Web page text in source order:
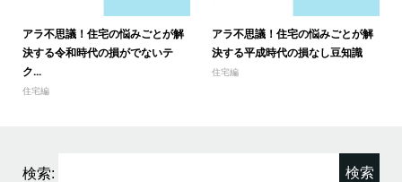
アラ不思議！住宅の悩みごとが解
決する令和時代の損がでないテ
ク...
住宅編
アラ不思議！住宅の悩みごとが解
決する平成時代の損なし豆知識
住宅編
検索: